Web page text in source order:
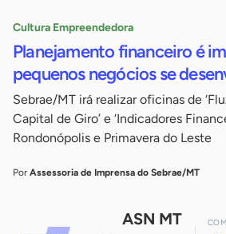
Cultura Empreendedora
Planejamento financeiro é
pequenos negócios se
Sebrae/MT irá realizar oficinas de
Capital de Giro’ e ‘Indicadores
Rondonópolis e Primavera do Leste
Por Assessoria de Imprensa do Sebrae/MT
ASN MT